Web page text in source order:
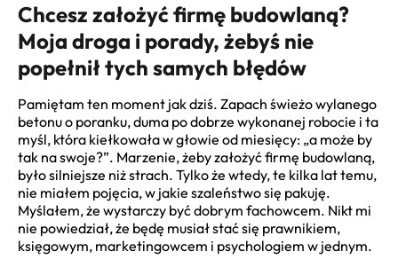
Chcesz założyć firmę budowlaną?
Moja droga i porady, żebyś nie
popełnił tych samych błędów
Pamiętam ten moment jak dziś. Zapach świeżo wylanego
betonu o poranku, duma po dobrze wykonanej robocie i ta
myśl, która kiełkowała w głowie od miesięcy: „a może by
tak na swoje?”. Marzenie, żeby założyć firmę budowlaną,
było silniejsze niż strach. Tylko że wtedy, te kilka lat temu,
nie miałem pojęcia, w jakie szaleństwo się pakuję.
Myślałem, że wystarczy być dobrym fachowcem. Nikt mi
nie powiedział, że będę musiał stać się prawnikiem,
księgowym, marketingowcem i psychologiem w jednym.